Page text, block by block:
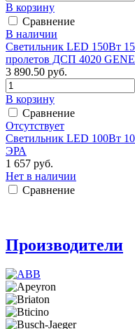
В корзину
Сравнение
В наличии
Светильник LED 150Вт
пролетов ДСП 4020
3 890.50 руб.
В корзину
Сравнение
Отсутствует
Светильник LED 100Вт
ЭРА
1 657 руб.
Нет в наличии
Сравнение
Производители